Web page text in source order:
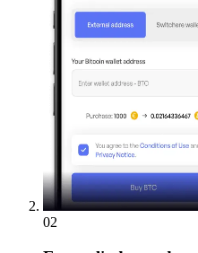
02